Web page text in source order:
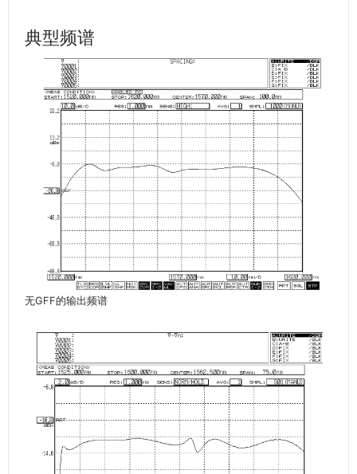
典型频谱
无GFF的输出频谱